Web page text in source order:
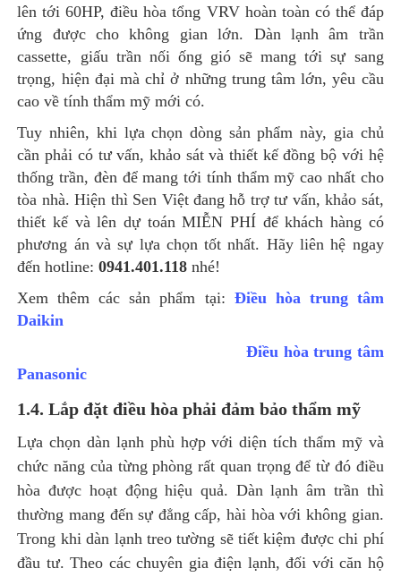
lên tới 60HP, điều hòa tổng VRV hoàn toàn có thể đáp
ứng được cho không gian lớn. Dàn lạnh âm trần
cassette, giấu trần nối ống gió sẽ mang tới sự sang
trọng, hiện đại mà chỉ ở những trung tâm lớn, yêu cầu
cao về tính thẩm mỹ mới có.
Tuy nhiên, khi lựa chọn dòng sản phẩm này, gia chủ
cần phải có tư vấn, khảo sát và thiết kế đồng bộ với hệ
thống trần, đèn để mang tới tính thẩm mỹ cao nhất cho
tòa nhà. Hiện thì Sen Việt đang hỗ trợ tư vấn, khảo sát,
thiết kế và lên dự toán MIỄN PHÍ để khách hàng có
phương án và sự lựa chọn tốt nhất. Hãy liên hệ ngay
đến hotline:0941.401.118 nhé!
Xem thêm các sản phẩm tại: Điều hòa trung tâm
Daikin
Điều hòa trung tâm
Panasonic
1.4. Lắp đặt điều hòa phải đảm bảo thẩm mỹ
Lựa chọn dàn lạnh phù hợp với diện tích thẩm mỹ và
chức năng của từng phòng rất quan trọng để từ đó điều
hòa được hoạt động hiệu quả. Dàn lạnh âm trần thì
thường mang đến sự đẳng cấp, hài hòa với không gian.
Trong khi dàn lạnh treo tường sẽ tiết kiệm được chi phí
đầu tư. Theo các chuyên gia điện lạnh, đối với căn hộ